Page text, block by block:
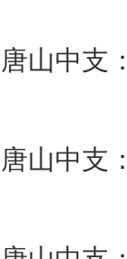
唐山中支
唐山中支